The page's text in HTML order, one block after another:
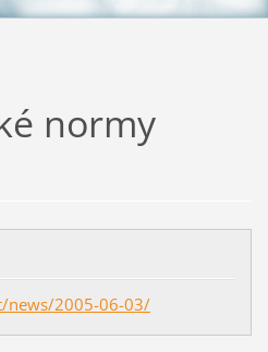
normy
news/2005-06-03/